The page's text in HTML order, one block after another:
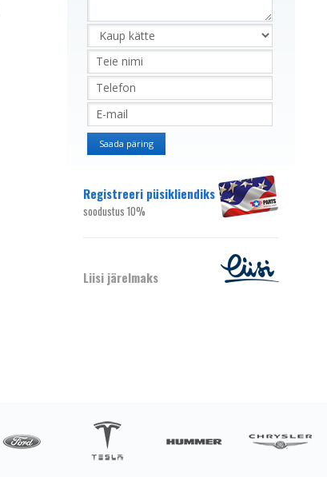
Registreeri püsikliendiks
soodustus 10%
Liisi järelmaks